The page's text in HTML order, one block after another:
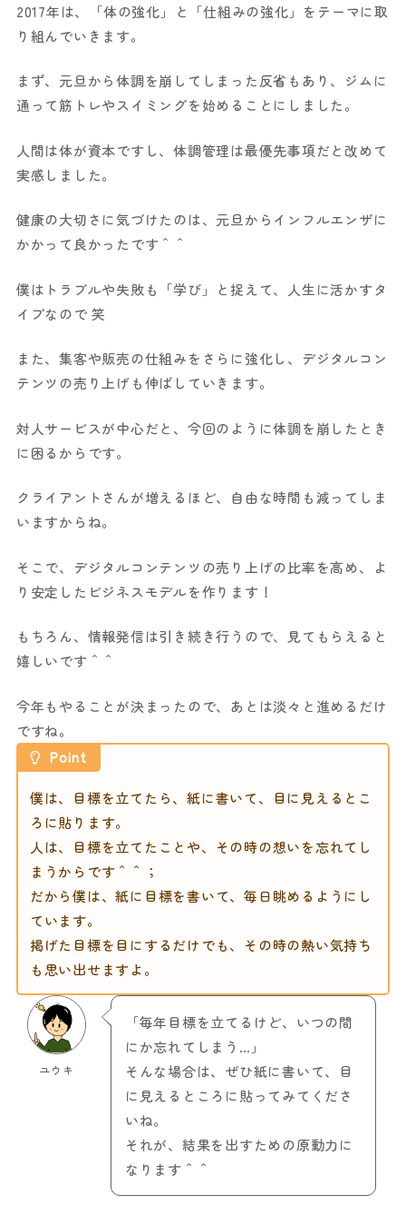
2017年は、「体の強化」と「仕組みの強化」をテーマに取
り組んでいきます。
まず、元旦から体調を崩してしまった反省もあり、ジムに
通って筋トレやスイミングを始めることにしました。
人間は体が資本ですし、体調管理は最優先事項だと改めて
実感しました。
健康の大切さに気づけたのは、元旦からインフルエンザに
かかって良かったです＾＾
僕はトラブルや失敗も「学び」と捉えて、人生に活かすタ
イプなので 笑
また、集客や販売の仕組みをさらに強化し、デジタルコン
テンツの売り上げも伸ばしていきます。
対人サービスが中心だと、今回のように体調を崩したとき
に困るからです。
クライアントさんが増えるほど、自由な時間も減ってしま
いますからね。
そこで、デジタルコンテンツの売り上げの比率を高め、よ
り安定したビジネスモデルを作ります！
もちろん、情報発信は引き続き行うので、見てもらえると
嬉しいです＾＾
今年もやることが決まったので、あとは淡々と進めるだけ
ですね。
Point
僕は、目標を立てたら、紙に書いて、目に見えるとこ
ろに貼ります。
人は、目標を立てたことや、その時の想いを忘れてし
まうからです＾＾；
だから僕は、紙に目標を書いて、毎日眺めるようにし
ています。
掲げた目標を目にするだけでも、その時の熱い気持ち
も思い出せますよ。
ユウキ
「毎年目標を立てるけど、いつの間
にか忘れてしまう…」
そんな場合は、ぜひ紙に書いて、目
に見えるところに貼ってみてくださ
いね。
それが、結果を出すための原動力に
なります＾＾